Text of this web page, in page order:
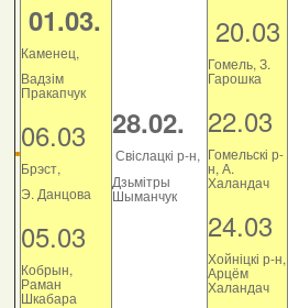
01.03.
Каменец,
Вадзім
Пракапчук
06.03
Брэст,
Э. Данцова
05.03
Кобрын,
Раман
Шкабара
28.02.
Свіслацкі р-н,
Дзьмітры
Шыманчук
20.03
Гомель, З.
Гарошка
22.03
Гомельскі р-
н, А.
Халандач
24.03
Хойніцкі р-н,
Арцём
Халандач